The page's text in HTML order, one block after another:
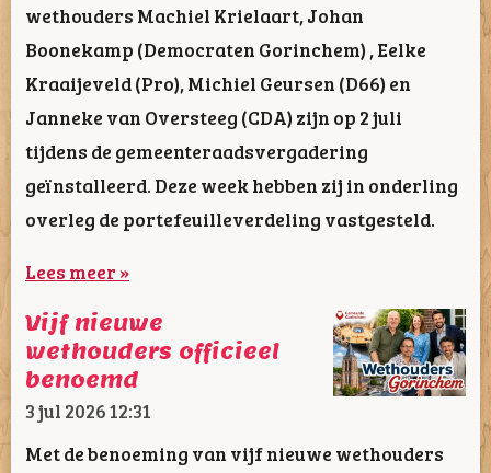
wethouders Machiel Krielaart, Johan
Boonekamp (Democraten Gorinchem) , Eelke
Kraaijeveld (Pro), Michiel Geursen (D66) en
Janneke van Oversteeg (CDA) zijn op 2 juli
tijdens de gemeenteraadsvergadering
geïnstalleerd. Deze week hebben zij in onderling
overleg de portefeuilleverdeling vastgesteld.
Lees meer »
Vijf nieuwe
wethouders officieel
benoemd
3 jul 202612:31
Met de benoeming van vijf nieuwe wethouders